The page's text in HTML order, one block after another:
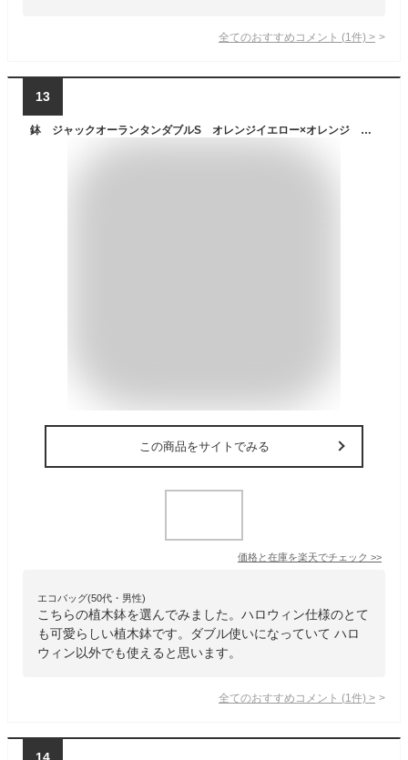
全てのおすすめコメント (1 件) >
13
鉢 ジャックオーランタンダブルS オレンジイエロー×オレンジ ハロウィン 植木鉢 観葉植物 関東当日便
この商品をサイトでみる
価格と在庫を楽天でチェック >>
エコバッグ(50代・男性)
こちらの植木鉢を選んでみました。ハロウィン仕様のとて
も可愛らしい植木鉢です。ダブル使いになっていて ハロ
ウィン以外でも使えると思います。
全てのおすすめコメント (1 件) >